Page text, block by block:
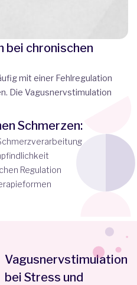
bei chronischen
mit einer Fehlregulation
Die Vagusnervstimulation
Schmerzen:
Regulation
Vagusnervstimulation
bei Stress und